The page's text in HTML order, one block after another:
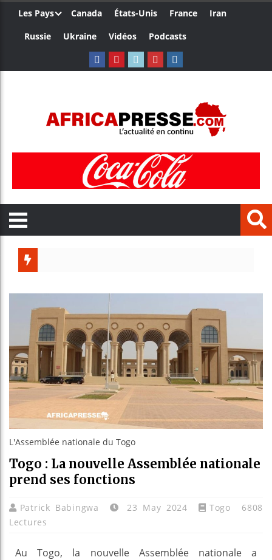
Les Pays Canada États-Unis France
Iran
Russie
Ukraine Vidéos Podcasts
Ceuta :
L'Assemblée nationale du Togo
Togo : La nouvelle Assemblée nationale
prend ses fonctions
Patrick Babingwa 23 May 2024 Togo
6808
Lectures
Au Togo, la nouvelle Assemblée nationale a